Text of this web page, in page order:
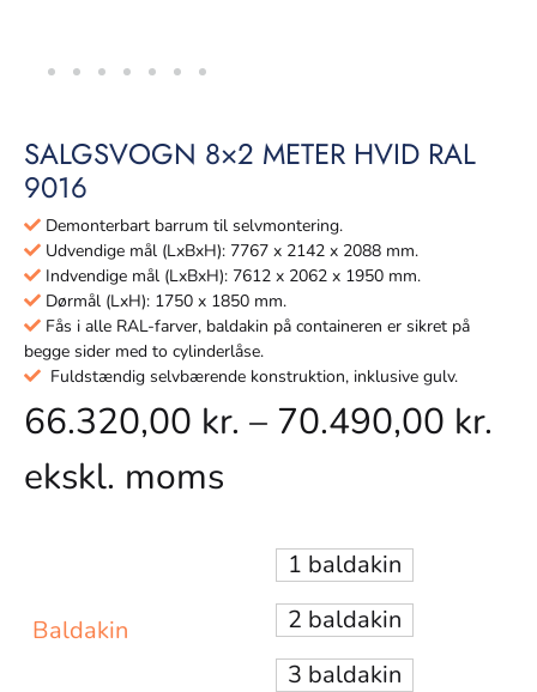
SALGSVOGN 8×2 METER HVID RAL
9016
Demonterbart barrum til selvmontering.
Udvendige mål (LxBxH): 7767 x 2142 x 2088 mm.
Indvendige mål (LxBxH): 7612 x 2062 x 1950 mm.
Dørmål (LxH): 1750 x 1850 mm.
Fås i alle RAL-farver, baldakin på containeren er sikret på
begge sider med to cylinderlåse.
Fuldstændig selvbærende konstruktion, inklusive gulv.
66.320,00 kr. – 70.490,00 kr.
ekskl. moms
Baldakin
1 baldakin
2 baldakin
3 baldakin